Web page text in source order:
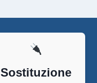
Sostituzione